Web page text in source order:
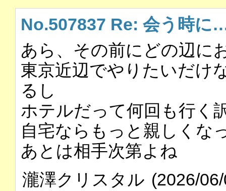
No.507837 Re: 会う時に
あら、その前にどの辺に
東京近辺でやりたいだけ
るし
ホテルだって何回も行く
自宅ならもっと親しくな
あとは相手次第よね
瀧澤クリスタル (2026/